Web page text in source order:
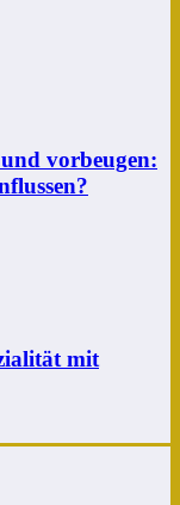
vorbeugen:
mit